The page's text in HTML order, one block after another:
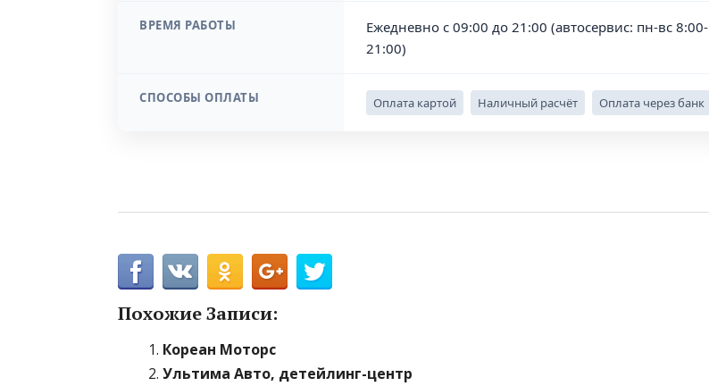
ВРЕМЯ РАБОТЫ
Ежедневно с 09:00 до 21:00 (автосервис: пн-вс 8:00-
21:00)
СПОСОБЫ ОПЛАТЫ Оплата картой Наличный расчёт Оплата через банк
Похожие Записи:
Кореан Моторс
Ультима Авто, детейлинг-центр